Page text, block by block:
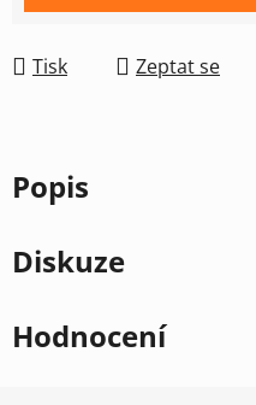
Tisk Zeptat se
Popis
Diskuze
Hodnocení